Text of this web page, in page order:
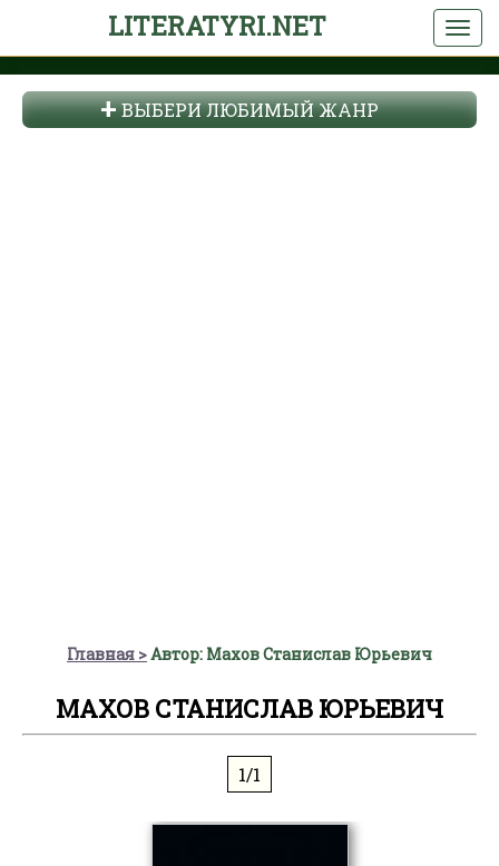
LITERATYRI.NET
ВЫБЕРИ ЛЮБИМЫЙ ЖАНР
Главная Автор: Махов Станислав Юрьевич
МАХОВ СТАНИСЛАВ ЮРЬЕВИЧ
1/1